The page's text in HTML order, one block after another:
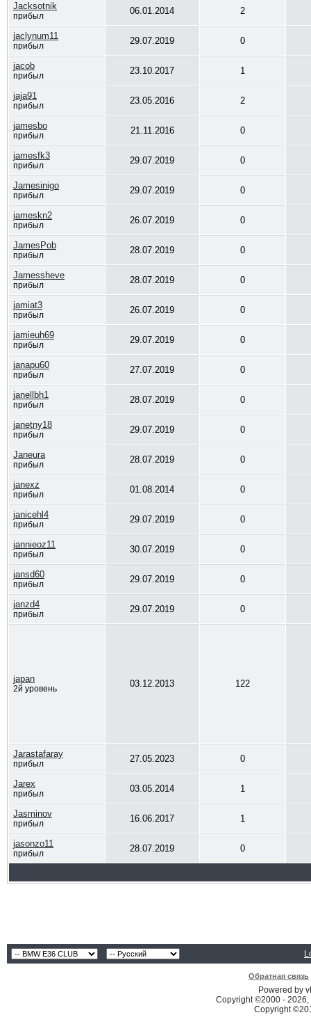
Jacksotnik
прибыл 06.01.2014 2
jaclynum11
прибыл 29.07.2019 0
jacob
прибыл 23.10.2017 1
jaja91
прибыл 23.05.2016 2
jamesbo
прибыл 21.11.2016 0
jamesfk3
прибыл 29.07.2019 0
Jamesinigo
прибыл 29.07.2019 0
jameskn2
прибыл 26.07.2019 0
JamesPob
прибыл 28.07.2019 0
Jamessheve
прибыл 28.07.2019 0
jamiat3
прибыл 26.07.2019 0
jamieuh69
прибыл 29.07.2019 0
janapu60
прибыл 27.07.2019 0
janellbh1
прибыл 28.07.2019 0
janetny18
прибыл 29.07.2019 0
Janeura
прибыл 28.07.2019 0
janexz
прибыл 01.08.2014 0
janicehl4
прибыл 29.07.2019 0
jannieoz11
прибыл 30.07.2019 0
jansd60
прибыл 29.07.2019 0
janzd4
прибыл 29.07.2019 0
japan
2й уровень 03.12.2013 122
Jarastafaray
прибыл 27.05.2023 0
Jarex
прибыл 03.05.2014 1
Jasminov
прибыл 16.06.2017 1
jasonzo11
прибыл 28.07.2019 0
Обратная связь
Powered by
Copyright ©2000 -
Copyright